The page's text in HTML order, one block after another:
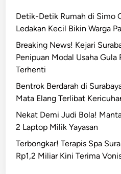
Detik-Detik Rumah di Simo
Ledakan Kecil Bikin Warga
Breaking News! Kejari
Penipuan Modal Usaha Gula
Terhenti
Bentrok Berdarah di
Mata Elang Terlibat
Nekat Demi Judi Bola!
2 Laptop Milik Yayasan
Terbongkar! Terapis Spa
Rp1,2 Miliar Kini Terima